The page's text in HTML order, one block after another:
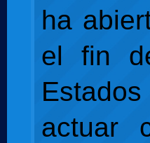
ha
el fin
actuar